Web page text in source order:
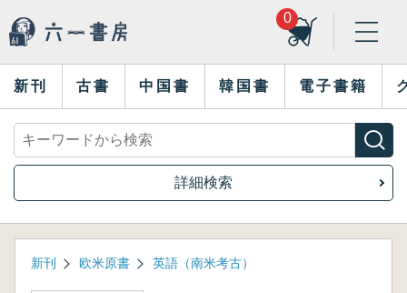
0
新刊 古書 中国書 韓国書 電子書籍
詳細検索
新刊 欧米原書 英語（南米考古）